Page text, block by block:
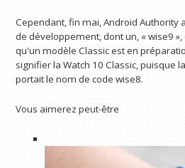
Cependant, fin mai, Android Authority
de développement, dont un, « wise9
qu'un modèle Classic est en
signifier la Watch 10 Classic, puisque
portait le nom de code wise8.
Vous aimerez peut-être